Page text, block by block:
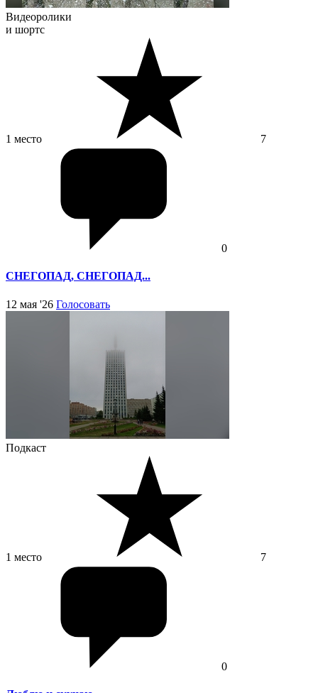
Видеоролики
и шортс
1 место 7
0
СНЕГОПАД, СНЕГОПАД...
12 мая '26 Голосовать
Подкаст
1 место 7
0